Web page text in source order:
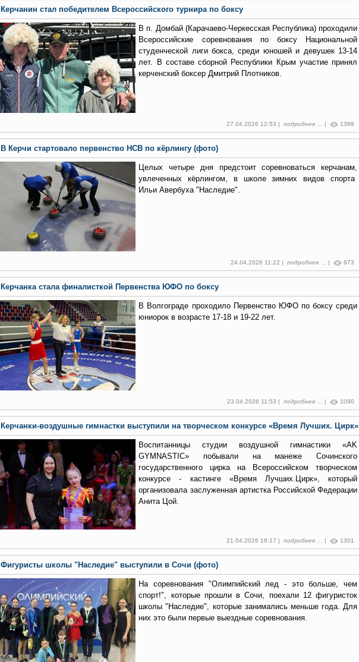
Керчанин стал победителем Всероссийского турнира по боксу
В п. Домбай (Карачаево-Черкесская Республика) проходили
Всероссийские соревнования по боксу Национальной
студенческой лиги бокса, среди юношей и девушек 13-14
лет. В составе сборной Республики Крым участие принял
керченский боксер Дмитрий Плотников.
27.04.2026 12:53 | подробнее ... | 1399
В Керчи стартовало первенство НСВ по кёрлингу (фото)
Целых четыре дня предстоит соревноваться керчанам,
увлеченных кёрлингом, в школе зимних видов спорта
Ильи Авербуха "Наследие".
24.04.2026 11:22 | подробнее ... 873
Керчанка стала финалисткой Первенства ЮФО по боксу
В Волгограде проходило Первенство ЮФО по боксу среди
юниорок в возрасте 17-18 и 19-22 лет.
23.04.2026 11:53 | подробнее ... | 1090
Керчанки-воздушные гимнастки выступили на творческом конкурсе «Время Лучших. Цирк»
Воспитанницы студии воздушной гимнастики «AK
GYMNASTIC» побывали на манеже Сочинского
государственного цирка на Всероссийском творческом
конкурсе - кастинге «Время Лучших.Цирк», который
организовала заслуженная артистка Российской Федерации
Анита Цой.
21.04.2026 16:17 | подробнее ... | 1301
Фигуристы школы "Наследие" выступили в Сочи (фото)
На соревнования "Олимпийский лед - это больше, чем
спорт!", которые прошли в Сочи, поехали 12 фигуристок
школы "Наследие", которые занимались меньше года. Для
них это были первые выездные соревнования.